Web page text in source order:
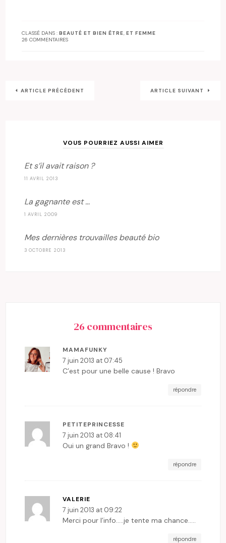
CLASSÉ DANS :BEAUTÉ ET BIEN ÊTRE ,ET FEMME
26 COMMENTAIRES
ARTICLE PRÉCÉDENT ARTICLE SUIVANT
VOUS POURRIEZ AUSSI AIMER
Et s’il avait raison ?
11 AVRIL 2013
La gagnante est …
1 AVRIL 2009
Mes dernières trouvailles beauté bio
3 OCTOBRE 2013
26 commentaires
MAMAFUNKY
7 juin 2013 at 07:45
C’est pour une belle cause ! Bravo
répondre
PETITEPRINCESSE
7 juin 2013 at 08:41
Oui un grand Bravo !
répondre
VALERIE
7 juin 2013 at 09:22
Merci pour l’info…..je tente ma chance…..
répondre